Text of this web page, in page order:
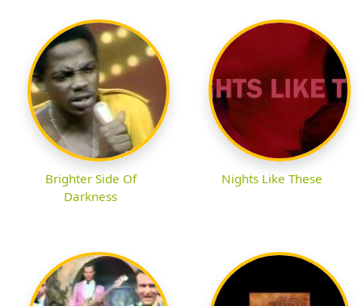
Brighter Side Of
Darkness
Nights Like These